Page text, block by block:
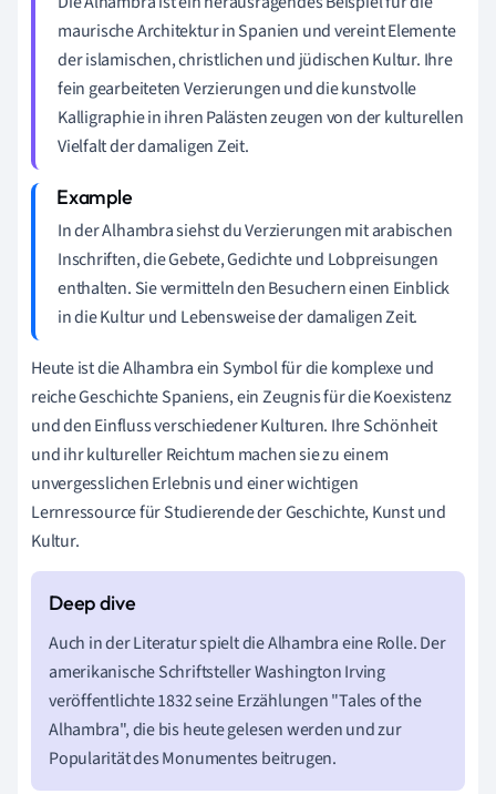
maurische Architektur in Spanien und vereint Elemente
der islamischen, christlichen und jüdischen Kultur. Ihre
fein gearbeiteten Verzierungen und die kunstvolle
Kalligraphie in ihren Palästen zeugen von der kulturellen
Vielfalt der damaligen Zeit.
In der Alhambra siehst du Verzierungen mit arabischen
Inschriften, die Gebete, Gedichte und Lobpreisungen
enthalten. Sie vermitteln den Besuchern einen Einblick
in die Kultur und Lebensweise der damaligen Zeit.
Heute ist die Alhambra ein Symbol für die komplexe und
reiche Geschichte Spaniens, ein Zeugnis für die Koexistenz
und den Einfluss verschiedener Kulturen. Ihre Schönheit
und ihr kultureller Reichtum machen sie zu einem
unvergesslichen Erlebnis und einer wichtigen
Lernressource für Studierende der Geschichte, Kunst und
Kultur.
Auch in der Literatur spielt die Alhambra eine Rolle. Der
amerikanische Schriftsteller Washington Irving
veröffentlichte 1832 seine Erzählungen "Tales of the
Alhambra", die bis heute gelesen werden und zur
Popularität des Monumentes beitrugen.